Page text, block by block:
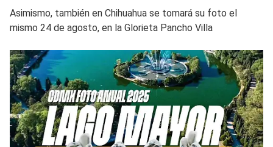
Asimismo, también en Chihuahua se tomará su foto el
mismo 24 de agosto, en la Glorieta Pancho Villa